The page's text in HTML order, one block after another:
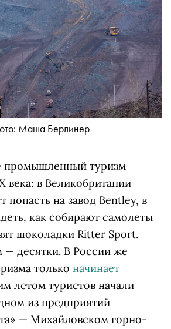
Маша Берлинер
туризм
века: в Великобритании
на завод Bentley, в
как собирают самолеты
шоколадки Ritter Sport.
— десятки. В России же
только начинает
летом туристов начали
из предприятий
— Михайловском горно-